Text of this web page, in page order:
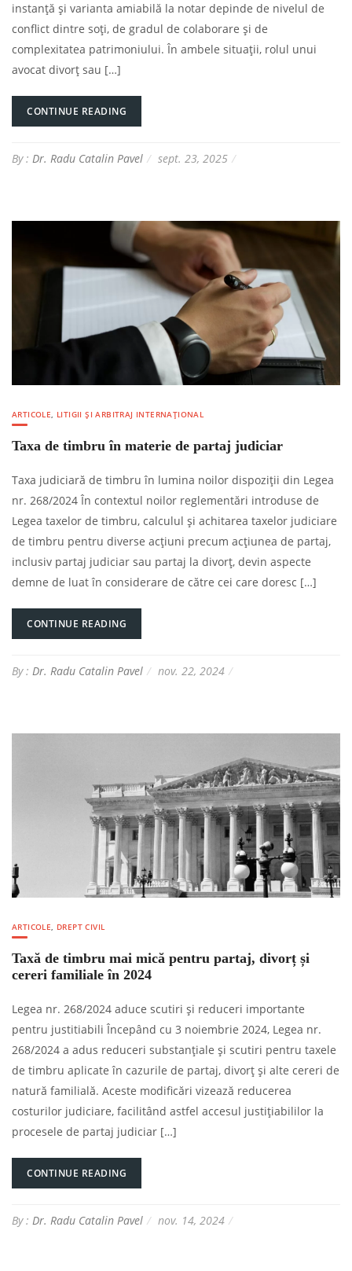
instanță și varianta amiabilă la notar depinde de nivelul de
conflict dintre soți, de gradul de colaborare și de
complexitatea patrimoniului. În ambele situații, rolul unui
avocat divorț sau […]
CONTINUE READING
By : Dr. Radu Catalin Pavel sept. 23, 2025
ARTICOLE, LITIGII ȘI ARBITRAJ INTERNAȚIONAL
Taxa de timbru în materie de partaj judiciar
Taxa judiciară de timbru în lumina noilor dispoziții din Legea
nr. 268/2024 În contextul noilor reglementări introduse de
Legea taxelor de timbru, calculul și achitarea taxelor judiciare
de timbru pentru diverse acțiuni precum acțiunea de partaj,
inclusiv partaj judiciar sau partaj la divorț, devin aspecte
demne de luat în considerare de către cei care doresc […]
CONTINUE READING
By : Dr. Radu Catalin Pavel nov. 22, 2024
ARTICOLE, DREPT CIVIL
Taxă de timbru mai mică pentru partaj, divorț și
cereri familiale în 2024
Legea nr. 268/2024 aduce scutiri și reduceri importante
pentru justitiabili Începând cu 3 noiembrie 2024, Legea nr.
268/2024 a adus reduceri substanțiale și scutiri pentru taxele
de timbru aplicate în cazurile de partaj, divorț și alte cereri de
natură familială. Aceste modificări vizează reducerea
costurilor judiciare, facilitând astfel accesul justițiabililor la
procesele de partaj judiciar […]
CONTINUE READING
By : Dr. Radu Catalin Pavel nov. 14, 2024